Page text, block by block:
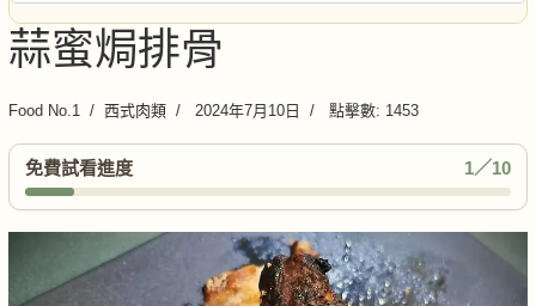
蒜蜜焗排骨
Food No.1 西式肉類 2024年7月10日 點擊數: 1453
免費試看進度 1／10